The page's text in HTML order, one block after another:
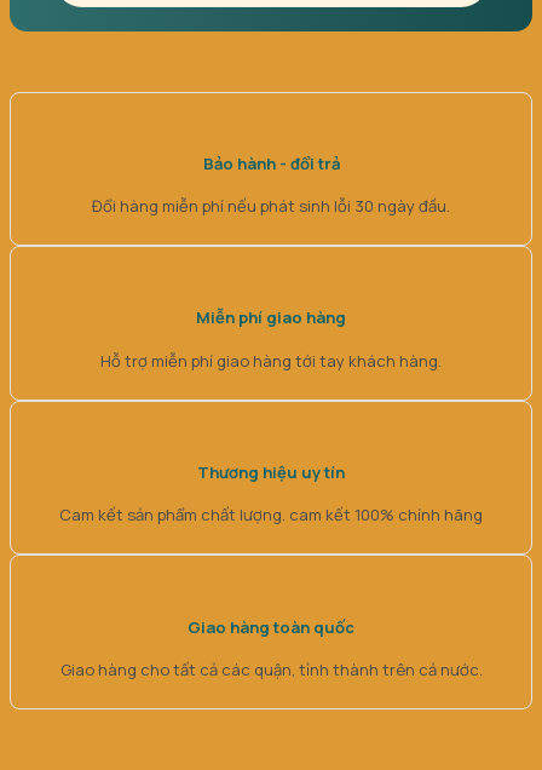
Bảo hành - đổi trả
Đổi hàng miễn phí nếu phát sinh lỗi 30 ngày đầu.
Miễn phí giao hàng
Hỗ trợ miễn phí giao hàng tới tay khách hàng.
Thương hiệu uy tín
Cam kết sản phẩm chất lượng. cam kết 100% chính hãng
Giao hàng toàn quốc
Giao hàng cho tất cả các quận, tỉnh thành trên cả nước.